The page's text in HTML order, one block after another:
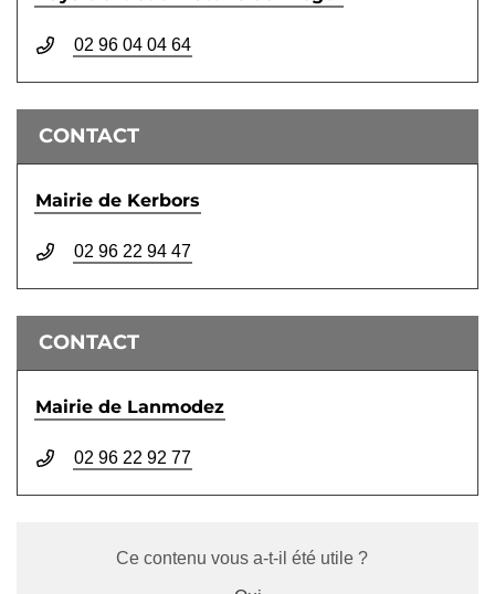
02 96 04 04 64
CONTACT
Mairie de Kerbors
02 96 22 94 47
CONTACT
Mairie de Lanmodez
02 96 22 92 77
Ce contenu vous a-t-il été utile ?